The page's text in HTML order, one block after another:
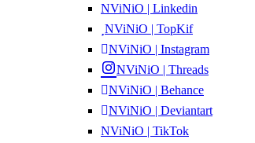
NViNiO | Linkedin
NViNiO | TopKif
NViNiO | Instagram
NViNiO | Threads
NViNiO | Behance
NViNiO | Deviantart
NViNiO | TikTok